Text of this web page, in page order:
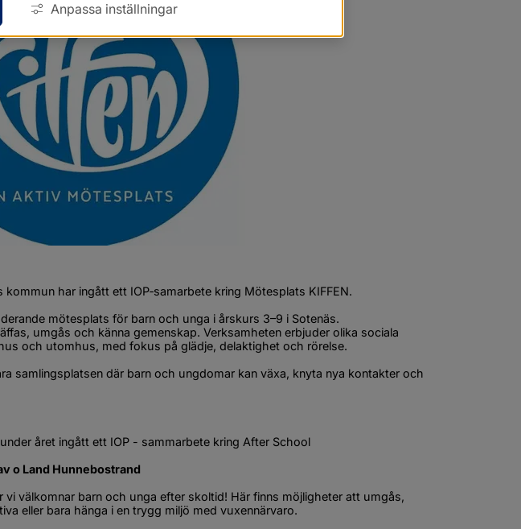
har ingått ett IOP‑samarbete kring Mötesplats KIFFEN.
mötesplats för barn och unga i årskurs 3–9 i Sotenäs.
umgås och känna gemenskap. Verksamheten erbjuder olika sociala
och utomhus, med fokus på glädje, delaktighet och rörelse.
samlingsplatsen där barn och ungdomar kan växa, knyta nya kontakter och
annan webbplats, öppnas i nytt fönster.
året ingått ett IOP - sammarbete kring After School
o Land Hunnebostrand
vi välkomnar barn och unga efter skoltid! Här finns möjligheter att umgås,
eller bara hänga i en trygg miljö med vuxennärvaro.
Anpassa inställningar